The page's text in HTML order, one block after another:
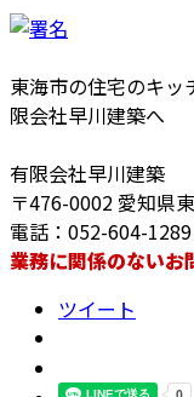
東海市の住宅のキッ
限会社早川建築へ
有限会社早川建築
〒476-0002 愛知県
電話：052-604-
業務に関係のないお
ツイート